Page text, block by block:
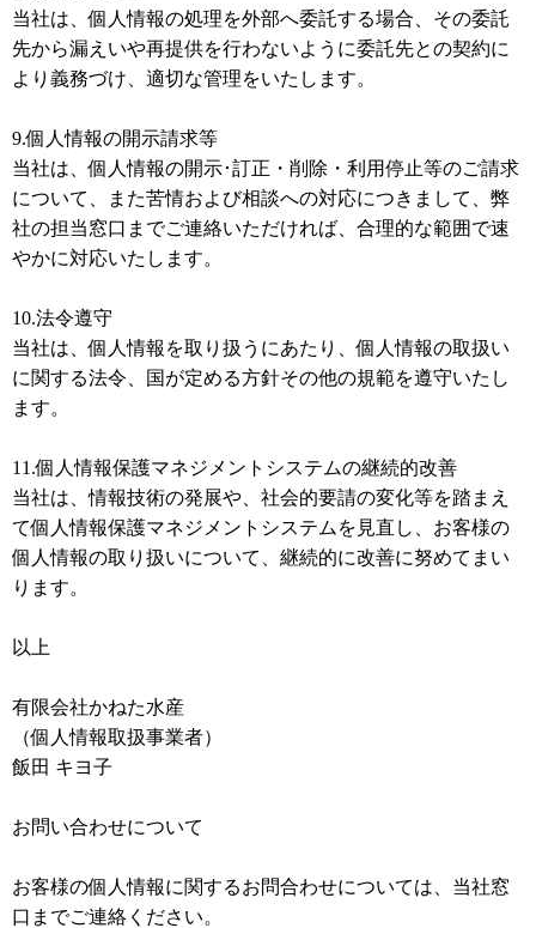
当社は、個人情報の処理を外部へ委託する場合、その委託
先から漏えいや再提供を行わないように委託先との契約に
より義務づけ、適切な管理をいたします。
9.個人情報の開示請求等
当社は、個人情報の開示･訂正・削除・利用停止等のご請求
について、また苦情および相談への対応につきまして、弊
社の担当窓口までご連絡いただければ、合理的な範囲で速
やかに対応いたします。
10.法令遵守
当社は、個人情報を取り扱うにあたり、個人情報の取扱い
に関する法令、国が定める方針その他の規範を遵守いたし
ます。
11.個人情報保護マネジメントシステムの継続的改善
当社は、情報技術の発展や、社会的要請の変化等を踏まえ
て個人情報保護マネジメントシステムを見直し、お客様の
個人情報の取り扱いについて、継続的に改善に努めてまい
ります。
以上
有限会社かねた水産
（個人情報取扱事業者）
飯田 キヨ子
お問い合わせについて
お客様の個人情報に関するお問合わせについては、当社窓
口までご連絡ください。